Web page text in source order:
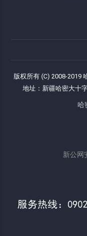
版权所有 (C) 2008-2019
地址：新疆哈密大十
哈
新公网